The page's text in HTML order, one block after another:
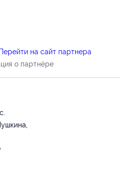
Перейти на сайт партнера
о партнёре